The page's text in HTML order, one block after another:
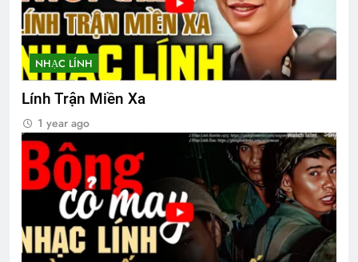
KHÔNG GÌ VÀNG CÓ THỂ Ở LẠI (Robert
Frost)
3 Years Ago
TÌNH YÊU BẤT TẬN (Rabindranath
3 Years Ago
CTBCTY Tập II chương 20
3 Years Ago
NHẠC LÍNH
Lính Trận Miền Xa
1 year ago